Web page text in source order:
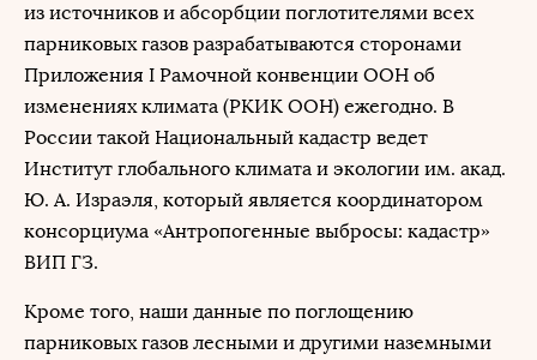
из источников и абсорбции поглотителями всех
парниковых газов разрабатываются сторонами
Приложения I Рамочной конвенции ООН об
изменениях климата (РКИК ООН) ежегодно. В
России такой Национальный кадастр ведет
Институт глобального климата и экологии им. акад.
Ю. А. Израэля, который является координатором
консорциума «Антропогенные выбросы: кадастр»
ВИП ГЗ.
Кроме того, наши данные по поглощению
парниковых газов лесными и другими наземными